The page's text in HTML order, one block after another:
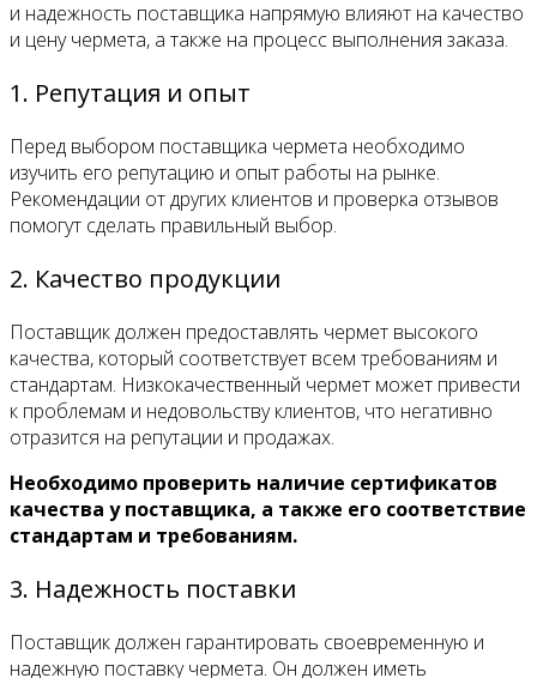
и надежность поставщика напрямую влияют на качество
и цену чермета, а также на процесс выполнения заказа.
1. Репутация и опыт
Перед выбором поставщика чермета необходимо
изучить его репутацию и опыт работы на рынке.
Рекомендации от других клиентов и проверка отзывов
помогут сделать правильный выбор.
2. Качество продукции
Поставщик должен предоставлять чермет высокого
качества, который соответствует всем требованиям и
стандартам. Низкокачественный чермет может привести
к проблемам и недовольству клиентов, что негативно
отразится на репутации и продажах.
Необходимо проверить наличие сертификатов
качества у поставщика, а также его соответствие
стандартам и требованиям.
3. Надежность поставки
Поставщик должен гарантировать своевременную и
надежную поставку чермета. Он должен иметь